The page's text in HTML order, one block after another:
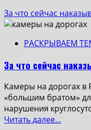
За что сейчас
РАСКРЫВАЕМ
За что сейчас
Камеры на дорогах в
«большим братом»
нарушения
Читать далее...